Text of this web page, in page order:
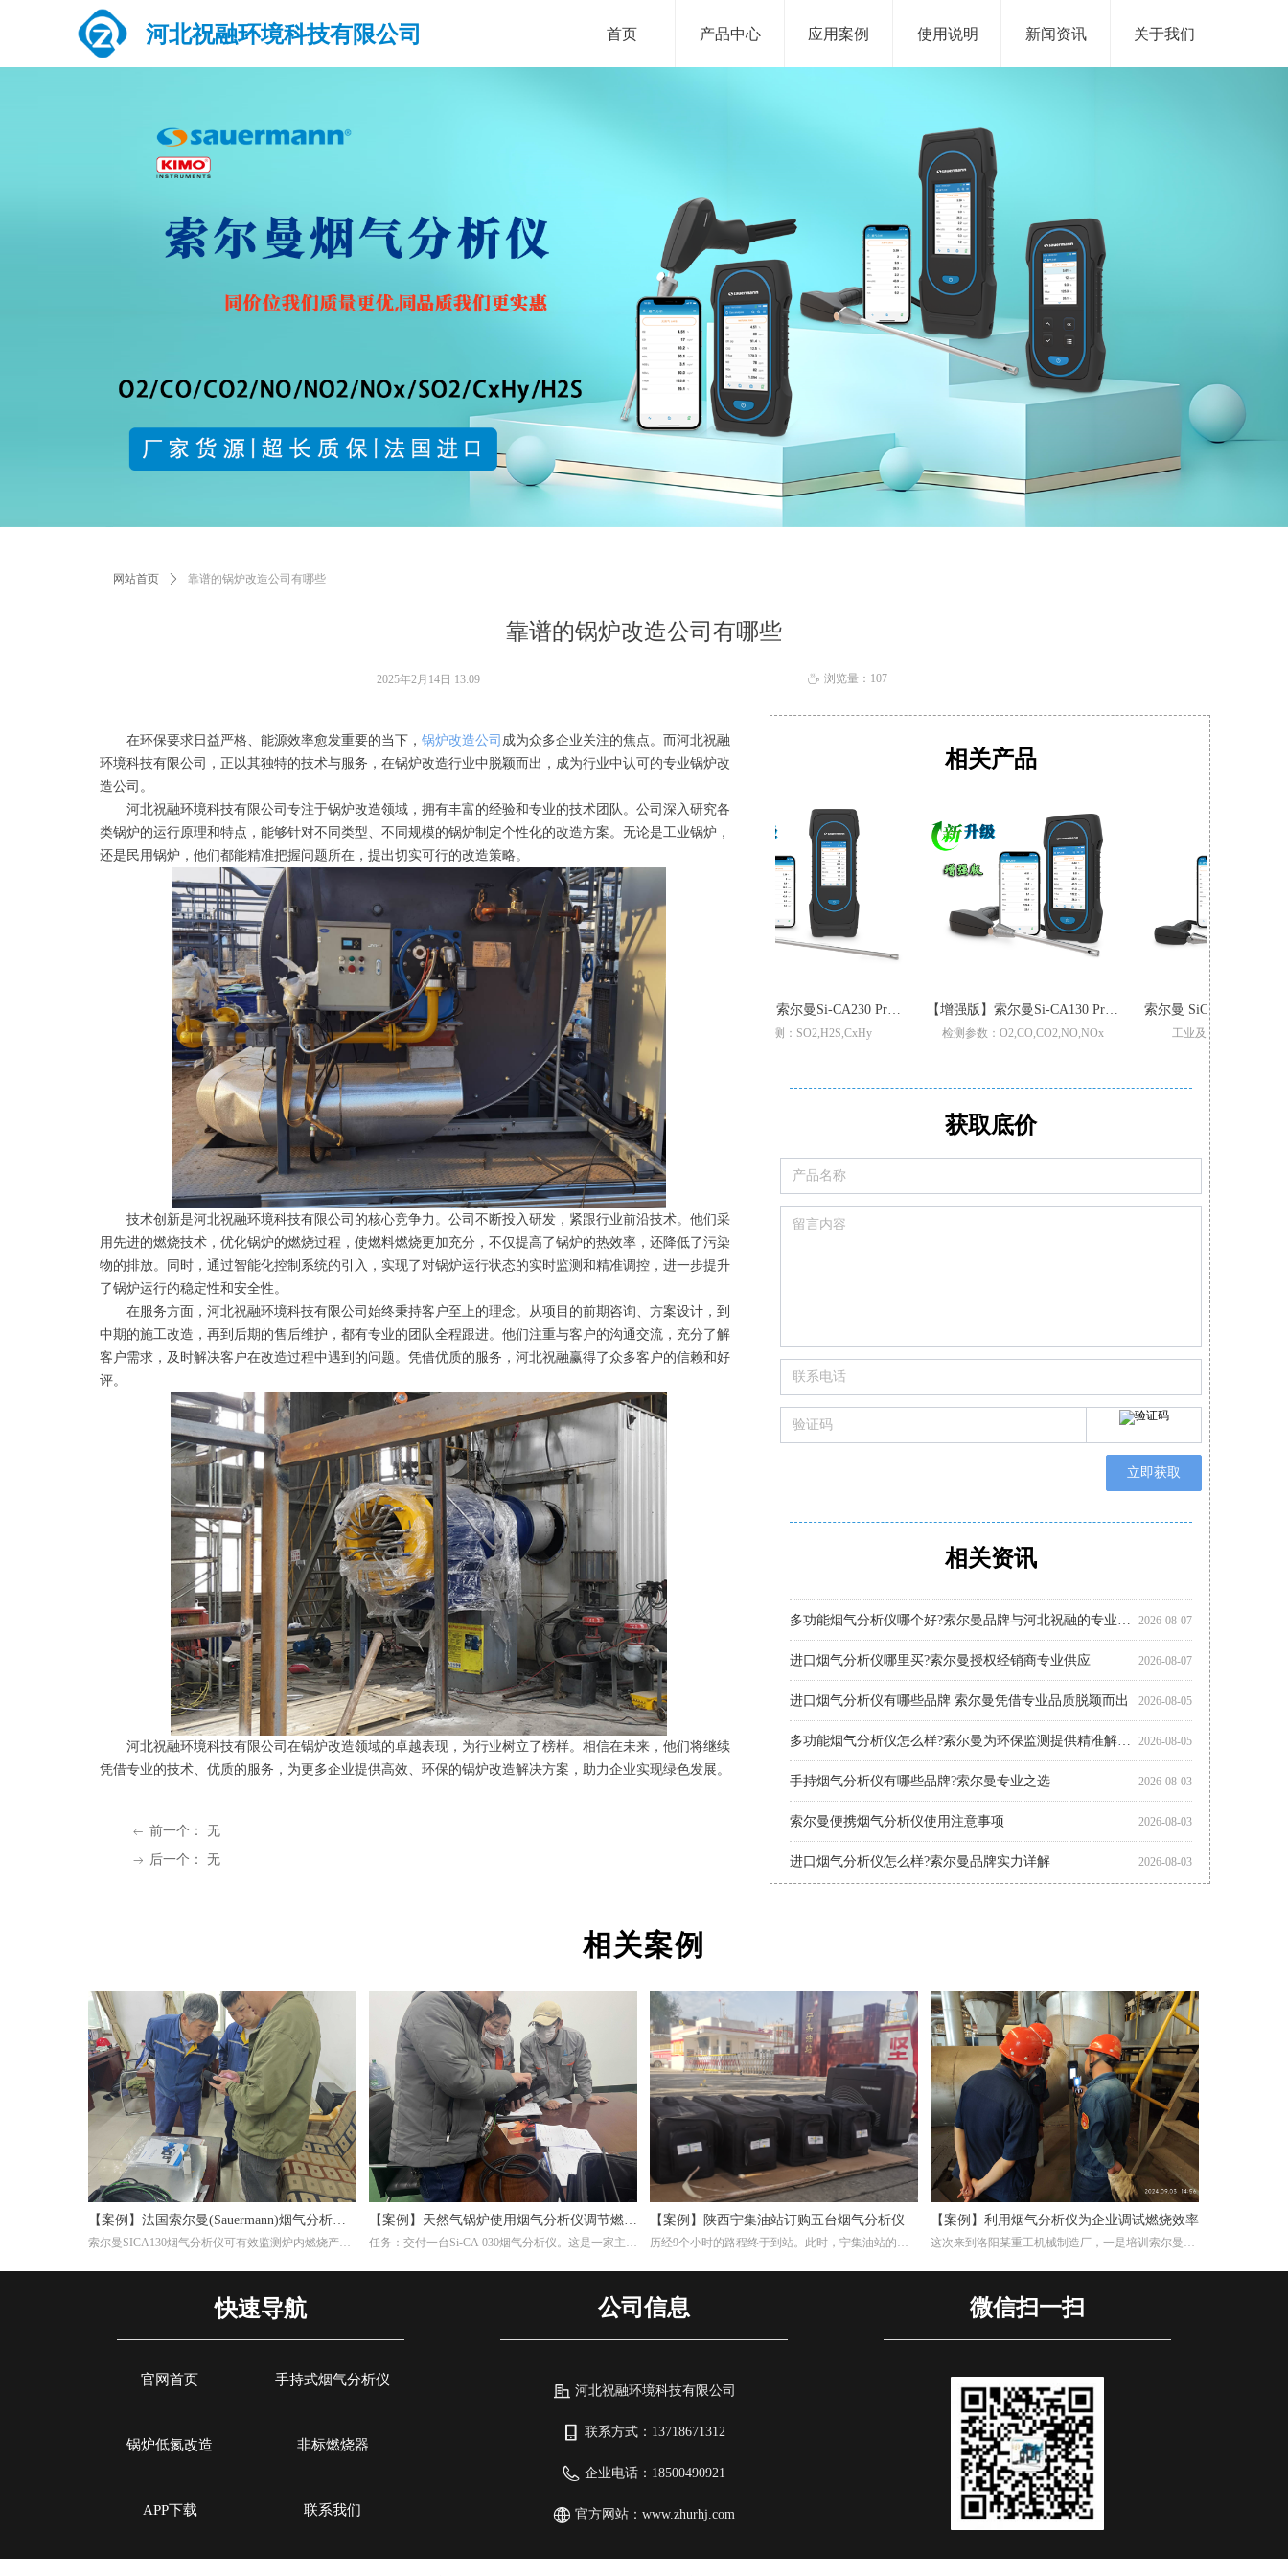
河北祝融环境科技有限公司 首页 产品中心 应用案例 使用说明 新闻资讯 关于我们
靠谱的锅炉改造公司有哪些
网站首页 ꄲ 靠谱的锅炉改造公司有哪些
​在环保要求日益严格、能源效率愈发重要的当下， 锅炉改造公司 成为众多企业关注的焦点。而河北祝融
环境科技有限公司，正以其独特的技术与服务，在锅炉改造行业中脱颖而出，成为行业中认可的专业锅炉改
造公司。
河北祝融环境科技有限公司专注于锅炉改造领域，拥有丰富的经验和专业的技术团队。公司深入研究各
类锅炉的运行原理和特点，能够针对不同类型、不同规模的锅炉制定个性化的改造方案。无论是工业锅炉，
还是民用锅炉，他们都能精准把握问题所在，提出切实可行的改造策略。
技术创新是河北祝融环境科技有限公司的核心竞争力。公司不断投入研发，紧跟行业前沿技术。他们采
用先进的燃烧技术，优化锅炉的燃烧过程，使燃料燃烧更加充分，不仅提高了锅炉的热效率，还降低了污染
物的排放。同时，通过智能化控制系统的引入，实现了对锅炉运行状态的实时监测和精准调控，进一步提升
了锅炉运行的稳定性和安全性。
在服务方面，河北祝融环境科技有限公司始终秉持客户至上的理念。从项目的前期咨询、方案设计，到
中期的施工改造，再到后期的售后维护，都有专业的团队全程跟进。他们注重与客户的沟通交流，充分了解
客户需求，及时解决客户在改造过程中遇到的问题。凭借优质的服务，河北祝融赢得了众多客户的信赖和好
评。
河北祝融环境科技有限公司在锅炉改造领域的卓越表现，为行业树立了榜样。相信在未来，他们将继续
凭借专业的技术、优质的服务，为更多企业提供高效、环保的锅炉改造解决方案，助力企业实现绿色发展。
ꂃ 前一个： 无
ꁹ 后一个： 无
【增强版】索尔曼Si-CA230 Pro 烟气分析仪
支持检测：SO2,H2S,CxHy
升级三重过滤/加强型气泵
CO-H2氢气补偿功能
CO自动稀释和保护量程:50000ppm
2-6组气体传感器:O2,CO-H2,NO,Low NO,NO2Low NO2,SO2,Low SO2,H2S,和CxHy
可替换式预校准传感器
【增强版】索尔曼Si-CA130 Pro 烟气分析仪
检测参数：O2,CO,CO2,NO,NOx
标配2或3组气体传感器O2,CO,和Low NO/Low NOx
可现场更换的预校准智能型传感器
可设置停止气泵，保护CO传感器中毒
工业及科研专用烟气分析仪
适用于不同锅炉,窑炉烟气检测
支持2-6组气体传感器:O2,CO-H2,NO,Low NO,NO2Low NO2,SO2,Low SO2,H2S,和CxHy
CO自动稀释和保护量程:50000ppm
满足高精度氮氧化物/二氧化硫测量
锅炉专用烟气分析仪
可现场更换的预校准智能型传感器
可设置停止气泵，保护CO传感器中毒
传感器：O2,CO,和Low NO/Low NOx
可通过移动APP/电脑软件生成报表自动/手动记录数据
小巧轻便，自重仅350克
多功能高清彩色触控屏
壁挂炉专用烟气检测仪
标配2组气体传感器:O2,CO
可通过移动App生成报表
自动/手动记录分析数据
可设置停止气泵保护CO传感器中毒
小巧轻便,自重仅350克
低热值气体烧嘴
低热值气体烧嘴
专为大流量、低热值工业尾气设计
配备尾气长明灯中心火焰，燃烧稳定
若尾气压力低，管路设计防回火装置
可实现就地与远程控制
尾气阀组双切断设计，有检漏保护，确保设备安全稳定
炉膛无需单独设置废气入口，简化炉膛结构
高温高速型烧嘴
高温高速型烧嘴
功率范围：105kW-5300kW
适用最高燃烧室温度1540℃
火焰最高工况流速150m/s
可使用预热空气进行助燃
调节比20:1；低CO、NOx排放
多燃料混烧燃烧嘴
多燃料混烧燃烧嘴具有结构坚固
防回火、耐高温、防腐蚀的特点
主燃料和低热值工业尾气独立控制，运行互不干扰
可选天然气+煤气、煤气+甲醇等多种组合做燃料
燃烧时不同燃料的风燃比可实现独立控制
设计尾气及废油优先大功率燃烧
低CO、NOx排放;燃烧器调节比可达10:1
低氮型燃气烧嘴
低氮型燃气烧嘴
功率范围：0.35MW-28MW
调节比10:1，炉温均匀性好
低NOX、CO排放,满足当下环保、节能的国家标准
适用于天然气、氢气、液化石油气等多种燃料
点火稳定，噪音振动小；外型美观
挥发性有机物烧嘴
挥发性有机物烧嘴
应用于一些特殊的工业生产过程
如高温炉、工业炉、燃气锅炉等
这些加热炉往往对点火过程的可靠性
精确性和安全性有较高的要求
还可配套大型烧嘴，做长明灯引燃主火焰用
侦测HFCF HFC 和 CFC 冷媒
高灵敏度:0-3 g/year
归零功能；声光报警功能
30cm 柔性探针；传感器加热
索尔曼Si-CD3可燃气体检测仪报警器
检测多种可燃气体
可调报警功能
30 cm 柔性探针
显示屏背光功能
相关产品
立即获取
获取底价
相关资讯
购买便携式烟气分析仪注意事项 索尔曼品质之选
2026-08-07
2026-08-07
进口烟气分析仪哪里买?索尔曼授权经销商专业供应
2026-08-05
进口烟气分析仪有哪些品牌 索尔曼凭借专业品质脱颖而出
2026-08-05
2026-08-03
手持烟气分析仪有哪些品牌?索尔曼专业之选
2026-08-03
索尔曼便携烟气分析仪使用注意事项
2026-08-03
进口烟气分析仪怎么样?索尔曼品牌实力详解
进口烟气分析仪怎么用?索尔曼操作指南与专业支持
便携烟气分析仪代理厂家优选：河北祝融环境科技
智能烟气分析仪有哪些品牌?索尔曼法国进口实力展现
进口烟气分析仪多少钱?推荐关注索尔曼进口品牌
手持式烟气分析仪哪个好?索尔曼品牌成行业优选
智能烟气分析仪哪个好?索尔曼以专业实力给出答案
索尔曼烟气分析仪使用步骤详解，专业操作指南看这里
烟气分析仪怎么选?进口仪器选购要点科普
手持烟气分析仪厂家代理推荐：索尔曼与河北祝融环境
多功能烟气分析仪使用注意事项：操作指南
2025年2月14日 13:09 ꄘ 浏览量： 107
相关案例
【案例】法国索尔曼(Sauermann)烟气分析仪
在钢厂的应用
索尔曼SICA130烟气分析仪可有效监测炉内燃烧产物
热，烟气分析仪能检测有害排放物(如NOₓ、CO)，确
保符合环保标准，同时优化燃烧效率。通过分析烟气
【案例】天然气锅炉使用烟气分析仪调节燃烧
效率
任务：交付一台Si-CA 030烟气分析仪。这是一家主要
Si-CA030烟气分析仪。此款烟气分析仪包含O2,CO两
个气体传感器，能够准确测量烟气中的氧气含量。
【案例】陕西宁集油站订购五台烟气分析仪
历经9个小时的路程终于到站。此时，宁集油站的工
仪的注意事项。
【案例】利用烟气分析仪为企业调试燃烧效率
这次来到洛阳某重工机械制造厂，一是培训索尔曼烟
注重，而节能减排重要一环就是提高燃烧效率，因此
我们带着索尔曼烟气分析仪来这里，并且为工厂解决
官网首页 手持式烟气分析仪
APP下载
非标燃烧器
锅炉低氮改造
联系我们
快速导航
河北祝融环境科技有限公司
联系方式： 13718671312
企业电话： 18500490921
官方网站： www.zhurhj.com
公司信息 微信扫一扫